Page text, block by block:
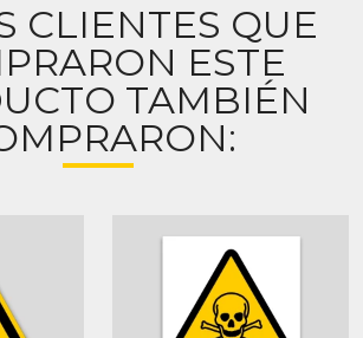
CLIENTES QUE
ESTE
TAMBIÉN